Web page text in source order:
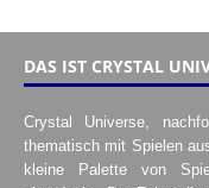
DAS IST CRYSTAL
Crystal Universe,
thematisch mit Spielen
kleine Palette von